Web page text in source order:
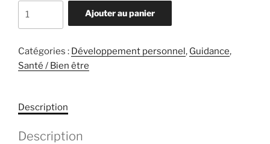
Soin
Quantique
RDV
enregistrement
Ajouter au panier
Catégories : Développement personnel, Guidance,
Santé / Bien être
Description
Description